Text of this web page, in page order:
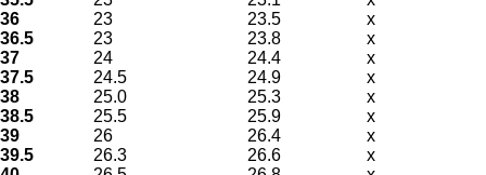
36
23 23.5
x
36.5
23 23.8
x
37
24 24.4
x
37.5
24.5 24.9
x
38
25.0 25.3
x
38.5
25.5 25.9
x
39
26 26.4
x
39.5
26.3 26.6
x